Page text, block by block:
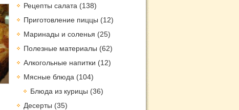
Рецепты салата (138)
Приготовление пиццы (12)
Маринады и соленья (25)
Полезные материалы (62)
Алкогольные напитки (12)
Мясные блюда (104)
Блюда из курицы (36)
Десерты (35)